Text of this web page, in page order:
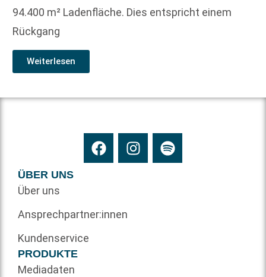
94.400 m² Ladenfläche. Dies entspricht einem
Rückgang
Weiterlesen
ÜBER UNS
Über uns
Ansprechpartner:innen
Kundenservice
PRODUKTE
Mediadaten